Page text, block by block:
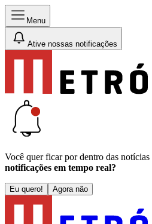
Menu
Ative nossas notificações
Você quer ficar por dentro das
notificações em tempo real?
Eu quero! Agora não